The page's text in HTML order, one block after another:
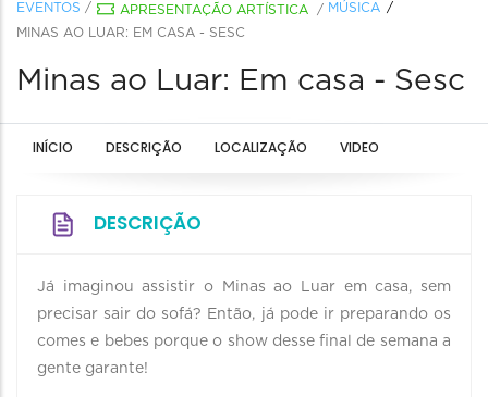
EVENTOS / APRESENTAÇÃO ARTÍSTICA / MÚSICA
MINAS AO LUAR: EM CASA - SESC
Minas ao Luar: Em casa - Sesc
INÍCIO DESCRIÇÃO LOCALIZAÇÃO VIDEO
DESCRIÇÃO
Já imaginou assistir o Minas ao Luar em casa, sem
precisar sair do sofá? Então, já pode ir preparando os
comes e bebes porque o show desse final de semana a
gente garante!